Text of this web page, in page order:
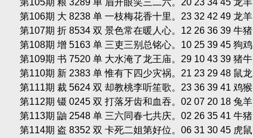
第106期 大 8238 单 一枝梅花香十里。23 32 42 49 龙羊
第107期 折 8534 双 景色常在暖人心。12 26 36 39 牛猪
第108期 增 5163 单 三吏三别总铭心。10 25 39 45 狗鸡
第109期 书 7520 单 大水淹了龙王庙。29 10 43 39 猪牛
第110期 新 2383 单 惟有下四少灾祸。21 23 29 48 鼠龙
第111期 裁 5624 双 却教桃李听笙歌。23 36 39 41 鸡猴
第112期 镊 0245 双 打落牙齿和血吞。02 07 20 18 兔羊
第113期 鼬 2548 单 三六同春七共庆。02 26 35 41 牛猪
第114期 盗 8352 双 卡死二姐第好位。06 31 30 45 虎鼠